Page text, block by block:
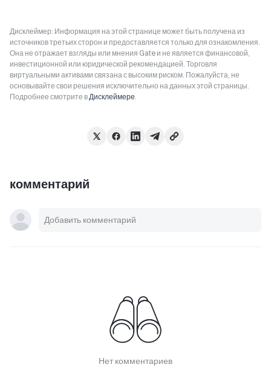
Дисклеймер: Информация на этой странице может быть получена из
источников третьих сторон и предоставляется только для ознакомления.
Она не отражает взгляды или мнения Gate и не является финансовой,
инвестиционной или юридической рекомендацией. Торговля
виртуальными активами связана с высоким риском. Пожалуйста, не
основывайте свои решения исключительно на данных этой страницы.
Подробнее смотрите вДисклеймере.
комментарий
Нет комментариев